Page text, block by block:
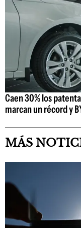
Caen 30% los
marcan un récord y
MÁS